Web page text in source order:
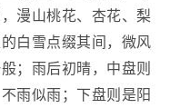
漫山桃花、杏花、梨
白雪点缀其间，微风
；雨后初晴，中盘则
雨似雨；下盘则是阳